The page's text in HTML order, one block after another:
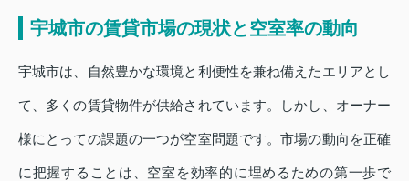
宇城市の賃貸市場の現状と空室率の動向
宇城市は、自然豊かな環境と利便性を兼ね備えたエリアとし
て、多くの賃貸物件が供給されています。しかし、オーナー
様にとっての課題の一つが空室問題です。市場の動向を正確
に把握することは、空室を効率的に埋めるための第一歩で